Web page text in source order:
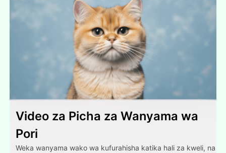
Video za Picha za Wanyama wa
Pori
Weka wanyama wako wa kufurahisha katika hali za kweli, na